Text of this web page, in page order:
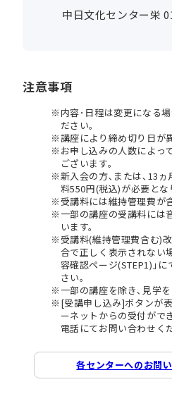
中日文化センター栄
注意事項
内容･日程は変更になる
ださい。
講座により締め切り日が
お申し込みの人数によっ
ございます。
新入会の方､または､13
料550円(税込)が必要とな
受講料には維持管理費が
一部の講座の受講料には
います。
受講料(維持管理費含む)
合で正しく表示されない
容確認ページ(STEP1)｣
さい。
一部の講座を除き､見学を
[受講申し込み]ボタンが
ーネットからの受付がで
電話にてお問い合わせく
各センターへのお問